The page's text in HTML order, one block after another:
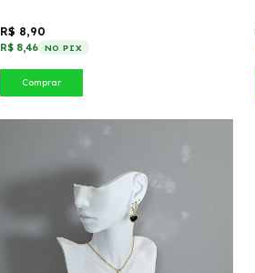
R$ 8,90
R$ 8,46 NO PIX
Comprar